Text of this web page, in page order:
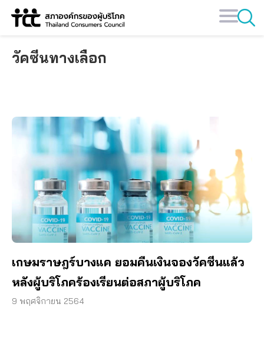
Skip
วัคซีนทางเลือก
เกษมราษฎร์บางแค ยอมคืนเงินจองวัคซีนแล้ว
หลังผู้บริโภคร้องเรียนต่อสภาผู้บริโภค
9 พฤศจิกายน 2564